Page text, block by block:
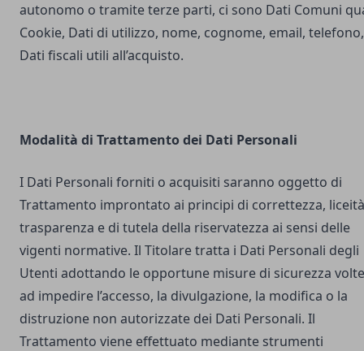
autonomo o tramite terze parti, ci sono Dati Comuni
Cookie, Dati di utilizzo, nome, cognome, email, telefono,
Dati fiscali utili all’acquisto.
Modalità di Trattamento dei Dati Personali
I Dati Personali forniti o acquisiti saranno oggetto di
Trattamento improntato ai principi di correttezza,
trasparenza e di tutela della riservatezza ai sensi delle
vigenti normative. Il Titolare tratta i Dati Personali degli
Utenti adottando le opportune misure di sicurezza volte
ad impedire l’accesso, la divulgazione, la modifica o la
distruzione non autorizzate dei Dati Personali. Il
Trattamento viene effettuato mediante strumenti